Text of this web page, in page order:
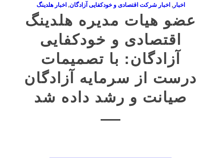
اخبار,اخبار شرکت اقتصادی و خودکفایی آزادگان,اخبار هلدینگ
عضو هیات مدیره هلدینگ
اقتصادی و خودکفایی
آزادگان: با تصمیمات
درست از سرمایه آزادگان
صیانت و رشد داده شد